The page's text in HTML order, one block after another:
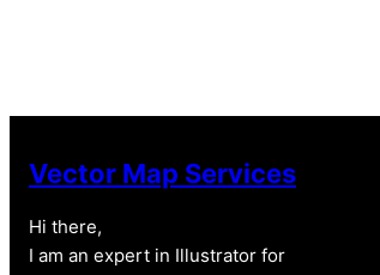
Vector Map Services
Hi there,
I am an expert in Illustrator for